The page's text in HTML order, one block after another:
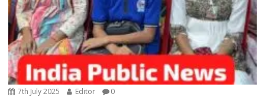
7th July 2025 Editor 0